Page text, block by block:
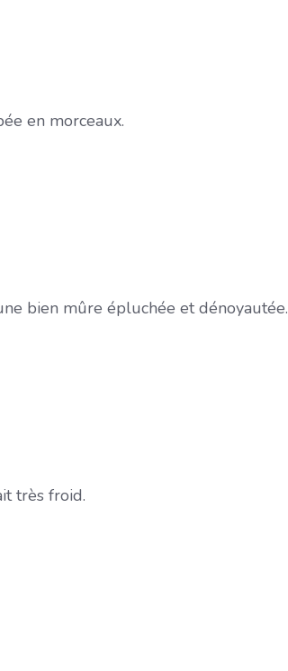
en morceaux.
bien mûre épluchée et dénoyautée.
très froid.